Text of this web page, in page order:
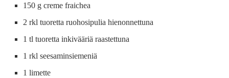
150 g creme fraichea
2 rkl tuoretta ruohosipulia hienonnettuna
1 tl tuoretta inkivääriä raastettuna
1 rkl seesaminsiemeniä
1 limette